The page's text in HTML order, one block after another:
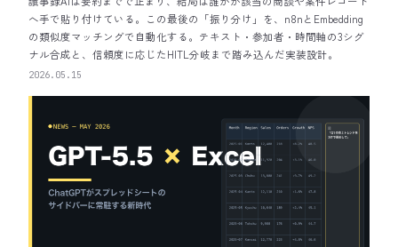
へ手で貼り付けている。この最後の「振り分け」を、n8nとEmbedding
の類似度マッチングで自動化する。テキスト・参加者・時間軸の3シグ
ナル合成と、信頼度に応じたHITL分岐まで踏み込んだ実装設計。
2026.05.15